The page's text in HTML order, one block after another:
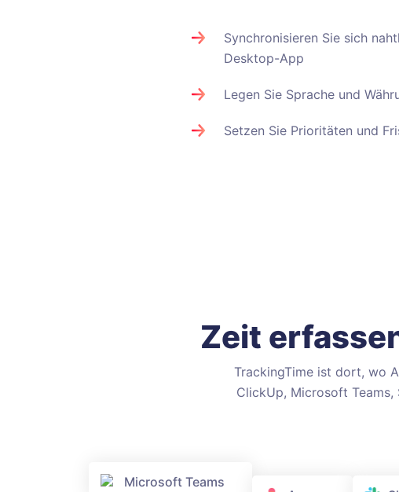
Synchronisieren Sie sich
Desktop-App
Legen Sie Sprache und
Setzen Sie Prioritäten und
Zeit
TrackingTime ist dort, wo
ClickUp, Microsoft
Microsoft Teams